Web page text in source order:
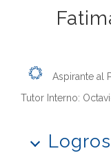
Aspirante al
Tutor Interno: